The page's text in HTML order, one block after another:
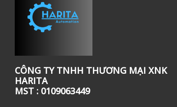
CÔNG TY TNHH THƯƠNG MẠI XNK
HARITA
MST : 0109063449